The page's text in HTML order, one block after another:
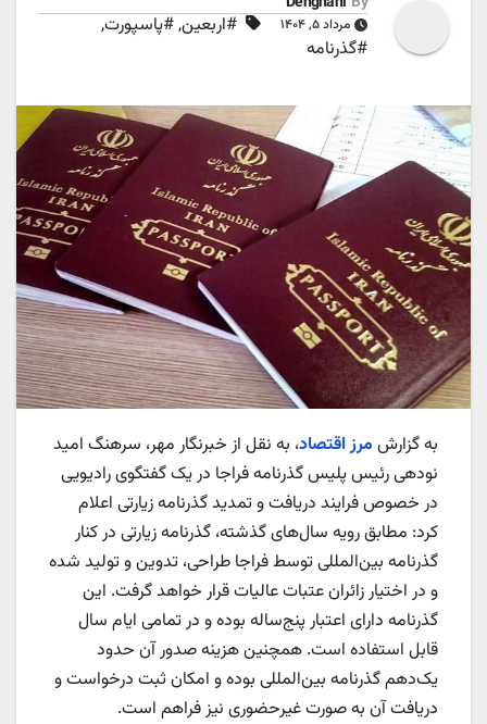
مرداد ۵, ۱۴۰۴ #اربعین,#پاسپورت,
#گذرنامه
به گزارش مرز اقتصاد، به نقل از خبرنگار مهر، سرهنگ امید
نودهی رئیس پلیس گذرنامه فراجا در یک گفتگوی رادیویی
در خصوص فرایند دریافت و تمدید گذرنامه زیارتی اعلام
کرد: مطابق رویه سال‌های گذشته، گذرنامه زیارتی در کنار
گذرنامه بین‌المللی توسط فراجا طراحی، تدوین و تولید شده
و در اختیار زائران عتبات عالیات قرار خواهد گرفت. این
گذرنامه دارای اعتبار پنج‌ساله بوده و در تمامی ایام سال
قابل استفاده است. همچنین هزینه صدور آن حدود
یک‌دهم گذرنامه بین‌المللی بوده و امکان ثبت درخواست و
دریافت آن به صورت غیرحضوری نیز فراهم است.